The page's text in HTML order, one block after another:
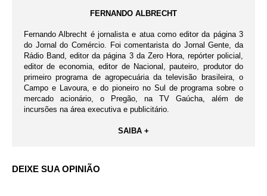
FERNANDO ALBRECHT
Fernando Albrecht é jornalista e atua como editor da página 3
do Jornal do Comércio. Foi comentarista do Jornal Gente, da
Rádio Band, editor da página 3 da Zero Hora, repórter policial,
editor de economia, editor de Nacional, pauteiro, produtor do
primeiro programa de agropecuária da televisão brasileira, o
Campo e Lavoura, e do pioneiro no Sul de programa sobre o
mercado acionário, o Pregão, na TV Gaúcha, além de
incursões na área executiva e publicitário.
SAIBA +
DEIXE SUA OPINIÃO